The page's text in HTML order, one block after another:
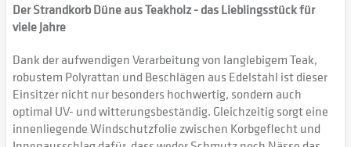
Der Strandkorb Düne aus Teakholz - das Lieblingsstück für
viele Jahre
Dank der aufwendigen Verarbeitung von langlebigem Teak,
robustem Polyrattan und Beschlägen aus Edelstahl ist dieser
Einsitzer nicht nur besonders hochwertig, sondern auch
optimal UV- und witterungsbeständig. Gleichzeitig sorgt eine
innenliegende Windschutzfolie zwischen Korbgeflecht und